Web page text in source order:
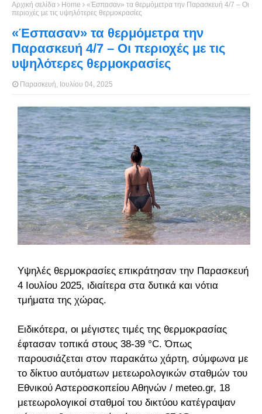
Αρχική σελίδα Home
«Έσπασαν» τα θερμόμετρα την Παρασκευή 4/7 – Οι
περιοχές με τις υψηλότερες θερμοκρασίες
«Έσπασαν» τα θερμόμετρα την
Παρασκευή 4/7 – Οι περιοχές με τις
υψηλότερες θερμοκρασίες
Παρασκευή, Ιουλίου 04, 2025
Υψηλές θερμοκρασίες επικράτησαν την Παρασκευή
4 Ιουλίου 2025, ιδιαίτερα στα δυτικά και νότια
τμήματα της χώρας.
Ειδικότερα, οι μέγιστες τιμές της θερμοκρασίας
έφτασαν τοπικά στους 38-39 °C. Όπως
παρουσιάζεται στον παρακάτω χάρτη, σύμφωνα με
το δίκτυο αυτόματων μετεωρολογικών σταθμών του
Εθνικού Αστεροσκοπείου Αθηνών / meteo.gr, 18
μετεωρολογικοί σταθμοί του δικτύου κατέγραψαν